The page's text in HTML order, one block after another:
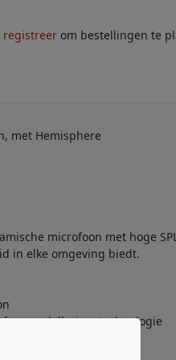
registreer om bestellingen te
met Hemisphere
microfoon met hoge
in elke omgeving biedt.